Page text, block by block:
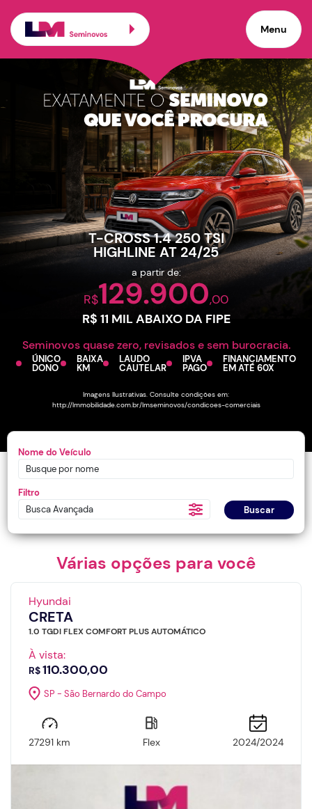
Carros seminovos de
Menu
T-CROSS 1.4 250 TSI
HIGHLINE AT 24/25
a partir de:
R$129.900,00
R$ 11 MIL ABAIXO DA FIPE
Seminovos quase zero, revisados e sem burocracia.
ÚNICO
DONO
BAIXA
KM
LAUDO
CAUTELAR
IPVA
PAGO
FINANCIAMENTO
EM ATÉ 60X
Imagens Ilustrativas. Consulte condições em:
http://lmmobilidade.com.br/lmseminovos/condicoes-comerciais
Nome do Veículo
Filtro
Busca Avançada
Buscar
×
Veículos promocionais
Várias opções para você
Hyundai
CRETA
1.0 TGDI FLEX COMFORT PLUS AUTOMÁTICO
À vista:
R$110.300,00
SP - São Bernardo do Campo
27291 km Flex 2024/2024